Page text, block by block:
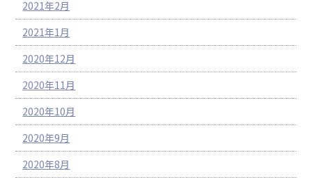
2021年2月
2021年1月
2020年12月
2020年11月
2020年10月
2020年9月
2020年8月